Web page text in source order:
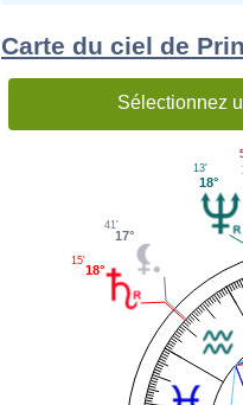
Carte du ciel de
Sélectionnez
18°
13'
17°
41'
18°
15'